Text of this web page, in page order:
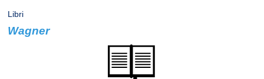
Libri
Wagner